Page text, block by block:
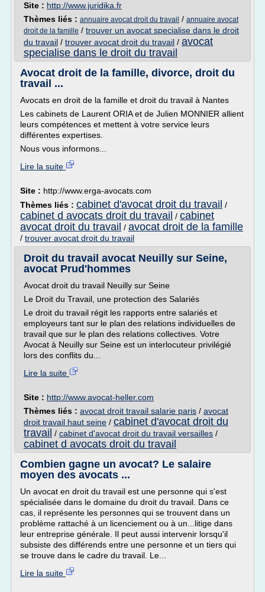
Site : http://www.juridika.fr
Thèmes liés : annuaire avocat droit du travail / annuaire avocat
droit de la famille / trouver un avocat specialise dans le droit
du travail / trouver avocat droit du travail / avocat
specialise dans le droit du travail
Avocat droit de la famille, divorce, droit du
travail ...
Avocats en droit de la famille et droit du travail à Nantes
Les cabinets de Laurent ORIA et de Julien MONNIER allient
leurs compétences et mettent à votre service leurs
différentes expertises.
Nous vous informons...
Lire la suite
Site : http://www.erga-avocats.com
Thèmes liés : cabinet d'avocat droit du travail /
cabinet d avocats droit du travail / cabinet
avocat droit du travail / avocat droit de la famille
/ trouver avocat droit du travail
Droit du travail avocat Neuilly sur Seine,
avocat Prud'hommes
Avocat droit du travail Neuilly sur Seine
Le Droit du Travail, une protection des Salariés
Le droit du travail régit les rapports entre salariés et
employeurs tant sur le plan des relations individuelles de
travail que sur le plan des relations collectives. Votre
Avocat à Neuilly sur Seine est un interlocuteur privilégié
lors des conflits du...
Lire la suite
Site : http://www.avocat-heller.com
Thèmes liés : avocat droit travail salarie paris / avocat
droit travail haut seine / cabinet d'avocat droit du
travail / cabinet d'avocat droit du travail versailles /
cabinet d avocats droit du travail
Combien gagne un avocat? Le salaire
moyen des avocats ...
Un avocat en droit du travail est une personne qui s'est
spécialisée dans le domaine du droit du travail. Dans ce
cas, il représente les personnes qui se trouvent dans un
problème rattaché à un licenciement ou à un...litige dans
leur entreprise générale. Il peut aussi intervenir lorsqu'il
subsiste des différends entre une personne et un tiers qui
se trouve dans le cadre du travail. Le...
Lire la suite